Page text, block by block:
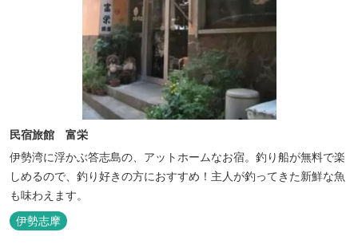
民宿旅館 富栄
伊勢湾に浮かぶ答志島の、アットホームなお宿。釣り船が無料で楽
しめるので、釣り好きの方におすすめ！主人が釣ってきた新鮮な魚
も味わえます。
伊勢志摩